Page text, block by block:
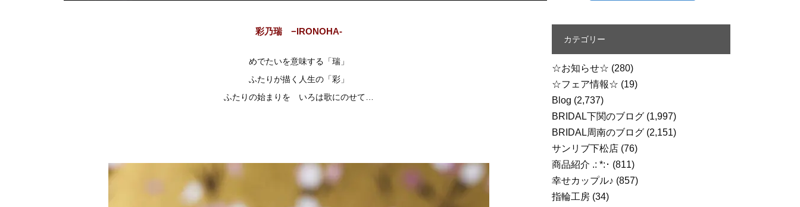
彩乃瑞 −IRONOHA-
めでたいを意味する「瑞」
ふたりが描く人生の「彩」
ふたりの始まりを いろは歌にのせて…
カテゴリー
☆お知らせ☆ (280)
☆フェア情報☆ (19)
Blog (2,737)
BRIDAL下関のブログ (1,997)
BRIDAL周南のブログ (2,151)
サンリブ下松店 (76)
商品紹介 .: *:･ (811)
幸せカップル♪ (857)
指輪工房 (34)